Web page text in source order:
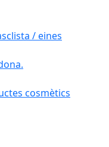
/ eines
cosmètics